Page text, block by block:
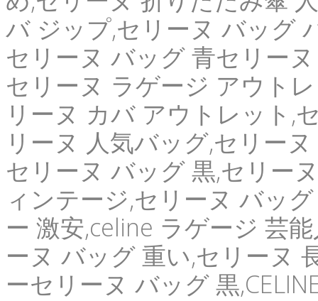
バ ジップ,セリーヌ バッグ
セリーヌ バッグ 青セリー
セリーヌ ラゲージ アウト
リーヌ カバ アウトレット,
リーヌ 人気バッグ,セリー
セリーヌ バッグ 黒,セリー
ィンテージ,セリーヌ バッ
ー 激安,celine ラゲージ 芸
ーヌ バッグ 重い,セリーヌ
ーセリーヌ バッグ 黒